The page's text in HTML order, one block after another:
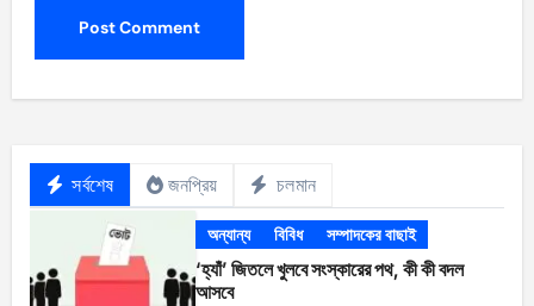
সর্বশেষ জনপ্রিয় চলমান
অন্যান্য বিবিধ সম্পাদকের বাছাই
‘হ্যাঁ’ জিতলে খুলবে সংস্কারের পথ, কী কী বদল
আসবে